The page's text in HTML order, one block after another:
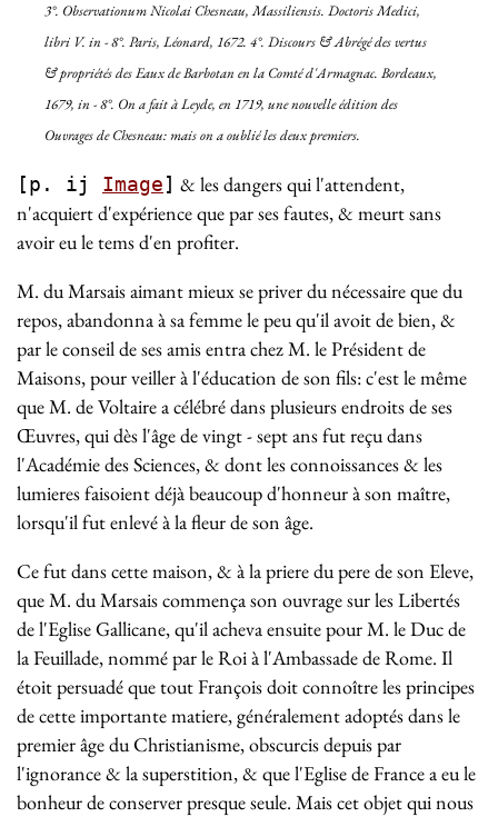
3°. Observationum Nicolai Chesneau, Massiliensis. Doctoris Medici,
libri V. in - 8°. Paris, Léonard, 1672. 4°. Discours & Abrégé des vertus
& propriétés des Eaux de Barbotan en la Comté d'Armagnac. Bordeaux,
1679, in - 8°. On a fait à Leyde, en 1719, une nouvelle édition des
Ouvrages de Chesneau: mais on a oublié les deux premiers.
[p. ij Image] & les dangers qui l'attendent,
n'acquiert d'expérience que par ses fautes, & meurt sans
avoir eu le tems d'en profiter.
M. du Marsais aimant mieux se priver du nécessaire que du
repos, abandonna à sa femme le peu qu'il avoit de bien, &
par le conseil de ses amis entra chez M. le Président de
Maisons, pour veiller à l'éducation de son fils: c'est le même
que M. de Voltaire a célébré dans plusieurs endroits de ses
Œuvres, qui dès l'âge de vingt - sept ans fut reçu dans
l'Académie des Sciences, & dont les connoissances & les
lumieres faisoient déjà beaucoup d'honneur à son maître,
lorsqu'il fut enlevé à la fleur de son âge.
Ce fut dans cette maison, & à la priere du pere de son Eleve,
que M. du Marsais commença son ouvrage sur les Libertés
de l'Eglise Gallicane, qu'il acheva ensuite pour M. le Duc de
la Feuillade, nommé par le Roi à l'Ambassade de Rome. Il
étoit persuadé que tout François doit connoître les principes
de cette importante matiere, généralement adoptés dans le
premier âge du Christianisme, obscurcis depuis par
l'ignorance & la superstition, & que l'Eglise de France a eu le
bonheur de conserver presque seule. Mais cet objet qui nous